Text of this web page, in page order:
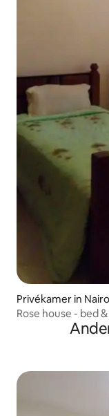
Privékamer in
Rose house - bed